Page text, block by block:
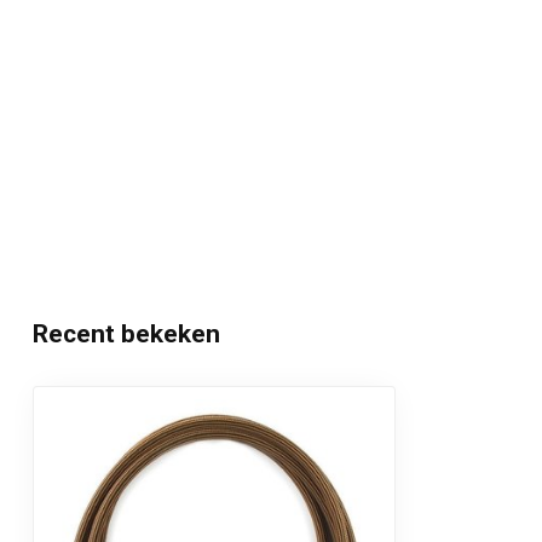
Recent bekeken